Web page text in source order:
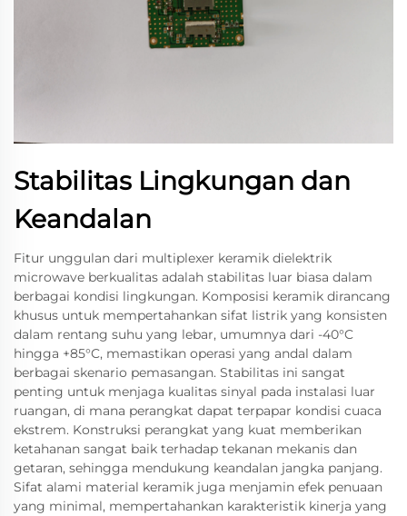
Stabilitas Lingkungan dan
Keandalan
Fitur unggulan dari multiplexer keramik dielektrik
microwave berkualitas adalah stabilitas luar biasa dalam
berbagai kondisi lingkungan. Komposisi keramik dirancang
khusus untuk mempertahankan sifat listrik yang konsisten
dalam rentang suhu yang lebar, umumnya dari -40°C
hingga +85°C, memastikan operasi yang andal dalam
berbagai skenario pemasangan. Stabilitas ini sangat
penting untuk menjaga kualitas sinyal pada instalasi luar
ruangan, di mana perangkat dapat terpapar kondisi cuaca
ekstrem. Konstruksi perangkat yang kuat memberikan
ketahanan sangat baik terhadap tekanan mekanis dan
getaran, sehingga mendukung keandalan jangka panjang.
Sifat alami material keramik juga menjamin efek penuaan
yang minimal, mempertahankan karakteristik kinerja yang